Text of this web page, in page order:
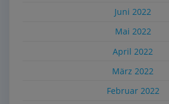
Juni 2022
Mai 2022
April 2022
März 2022
Februar 2022